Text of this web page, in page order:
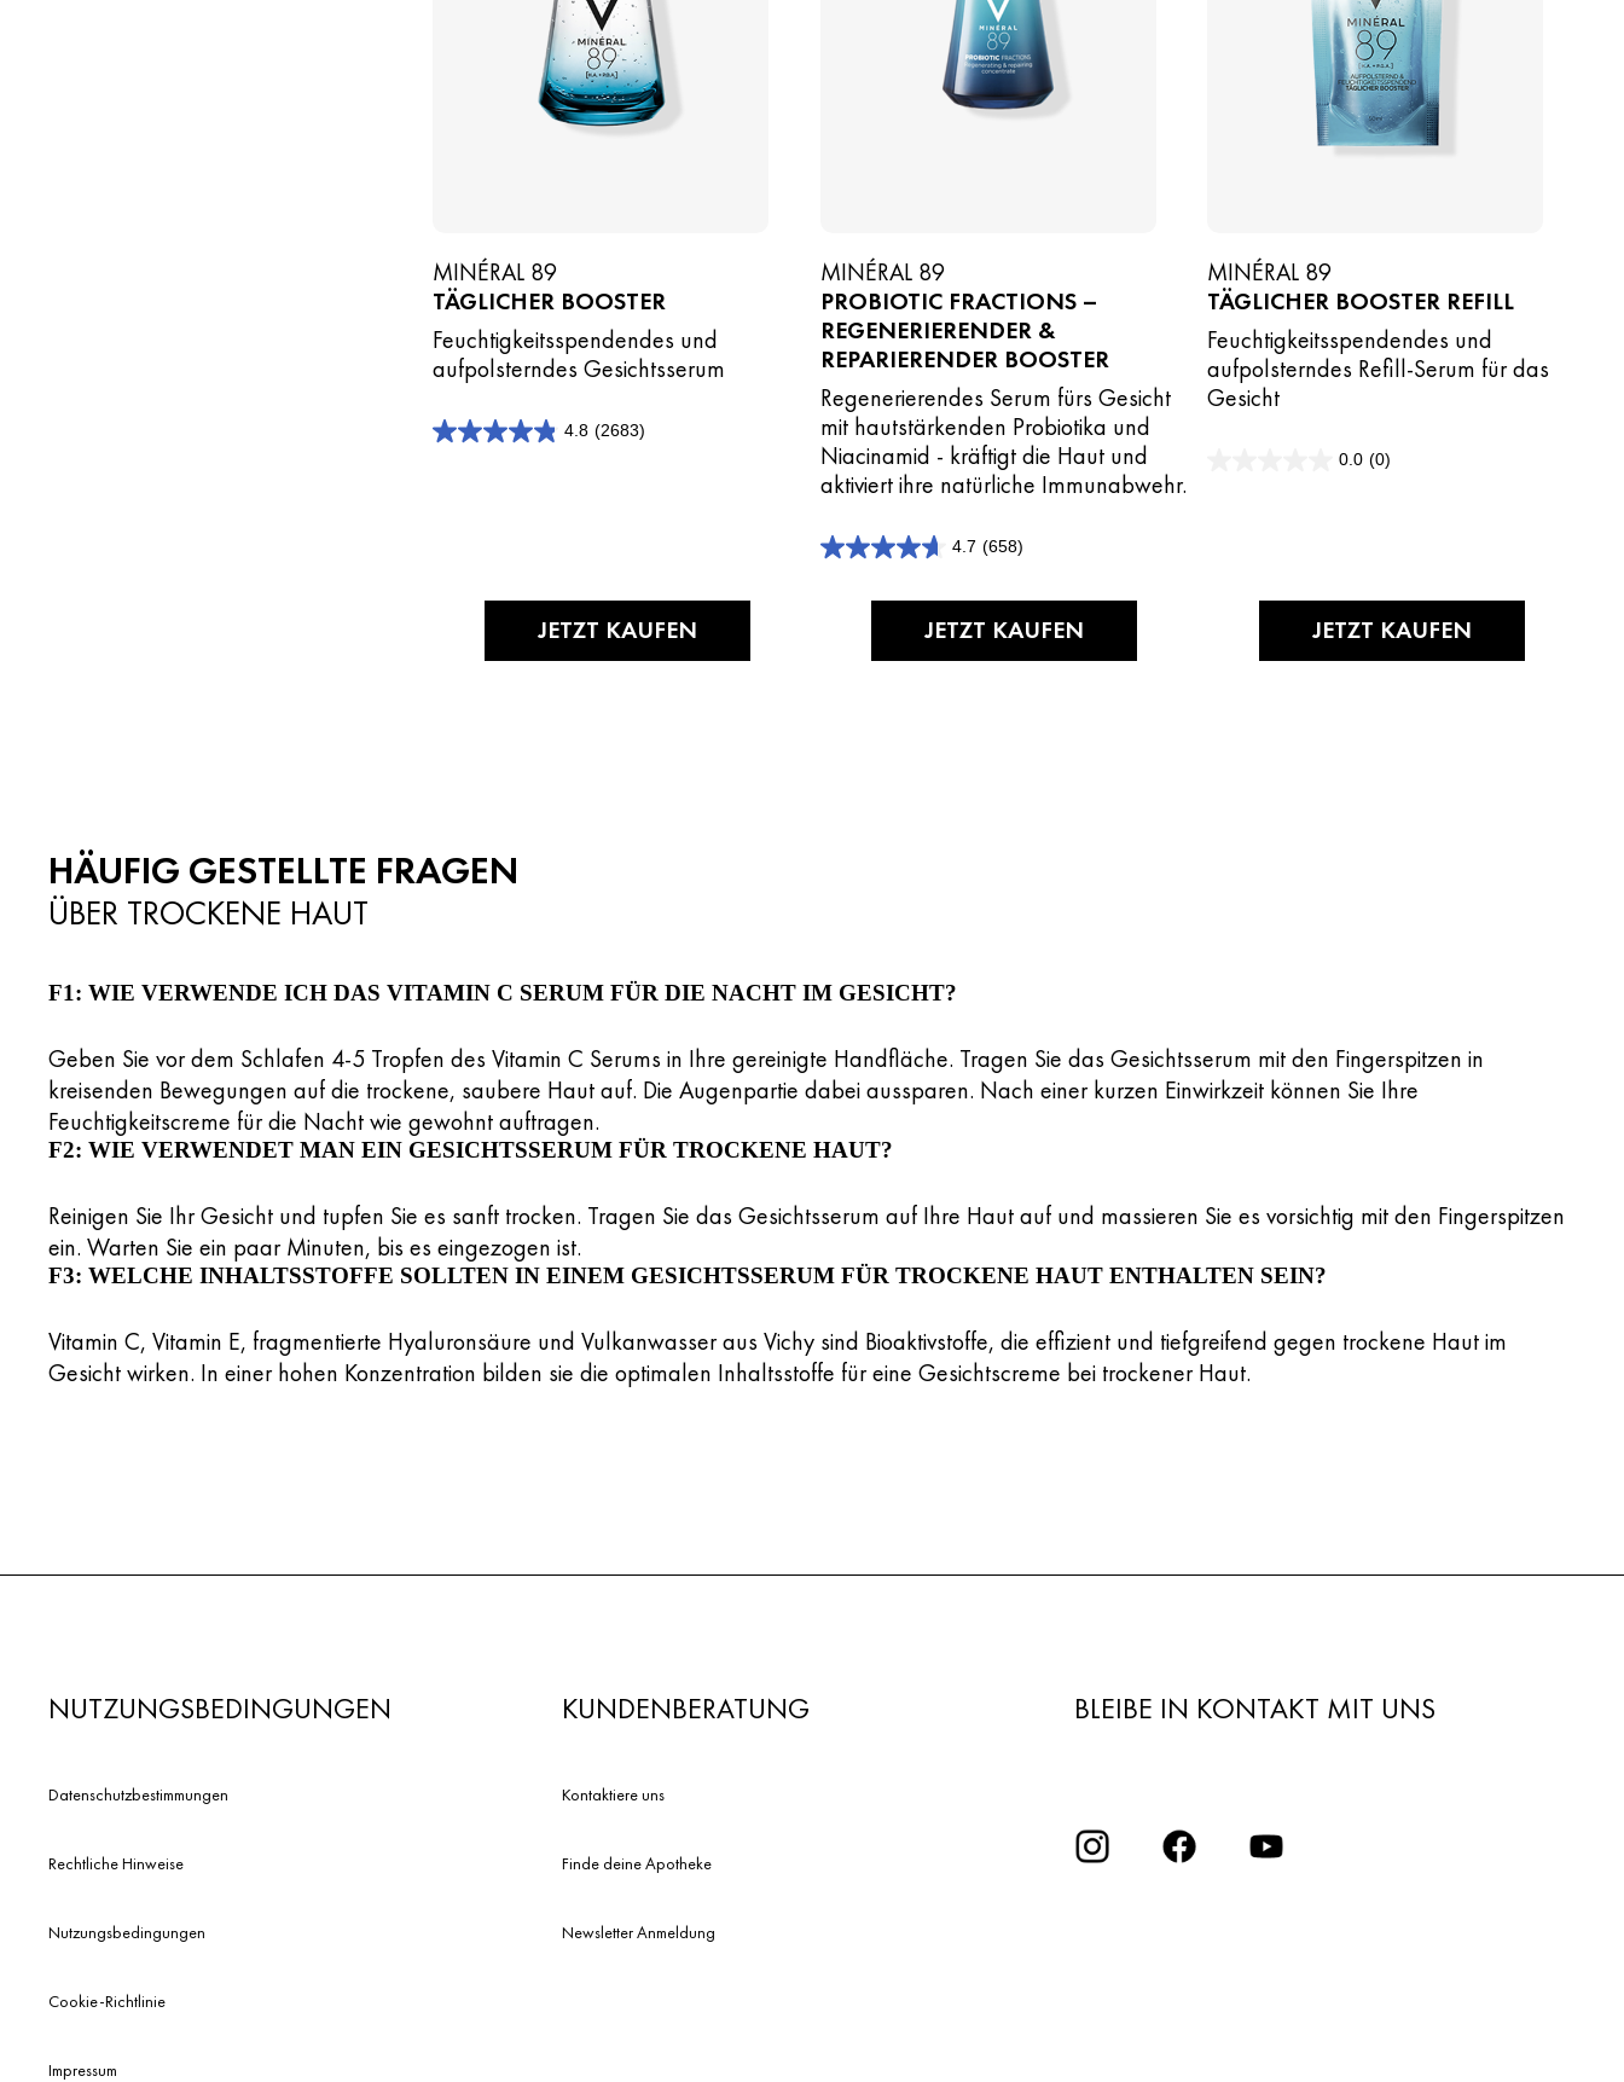
MINÉRAL 89
TÄGLICHER BOOSTER
Feuchtigkeitsspendendes und
aufpolsterndes Gesichtsserum
4.8 (2683)
4.8
JETZT KAUFEN
MINÉRAL 89
PROBIOTIC FRACTIONS –
REGENERIERENDER &
REPARIERENDER BOOSTER
Regenerierendes Serum fürs Gesicht
mit hautstärkenden Probiotika und
Niacinamid - kräftigt die Haut und
aktiviert ihre natürliche Immunabwehr.
4.7 (658)
4.7
Bewertungen
JETZT KAUFEN
MINÉRAL 89
TÄGLICHER BOOSTER REFILL
Feuchtigkeitsspendendes und
aufpolsterndes Refill-Serum für das
Gesicht
0.0 (0)
JETZT KAUFEN
HÄUFIG GESTELLTE FRAGEN
ÜBER TROCKENE HAUT
F1: WIE VERWENDE ICH DAS VITAMIN C SERUM FÜR DIE NACHT IM GESICHT?
Geben Sie vor dem Schlafen 4-5 Tropfen des Vitamin C Serums in Ihre gereinigte Handfläche. Tragen Sie das Gesichtsserum mit den Fingerspitzen in
kreisenden Bewegungen auf die trockene, saubere Haut auf. Die Augenpartie dabei aussparen. Nach einer kurzen Einwirkzeit können Sie Ihre
Feuchtigkeitscreme für die Nacht wie gewohnt auftragen.
F2: WIE VERWENDET MAN EIN GESICHTSSERUM FÜR TROCKENE HAUT?
Reinigen Sie Ihr Gesicht und tupfen Sie es sanft trocken. Tragen Sie das Gesichtsserum auf Ihre Haut auf und massieren Sie es vorsichtig mit den Fingerspitzen
ein. Warten Sie ein paar Minuten, bis es eingezogen ist.
F3: WELCHE INHALTSSTOFFE SOLLTEN IN EINEM GESICHTSSERUM FÜR TROCKENE HAUT ENTHALTEN SEIN?
Vitamin C, Vitamin E, fragmentierte Hyaluronsäure und Vulkanwasser aus Vichy sind Bioaktivstoffe, die effizient und tiefgreifend gegen trockene Haut im
Gesicht wirken. In einer hohen Konzentration bilden sie die optimalen Inhaltsstoffe für eine Gesichtscreme bei trockener Haut.
NUTZUNGSBEDINGUNGEN
Datenschutzbestimmungen
Rechtliche Hinweise
Nutzungsbedingungen
Cookie-Richtlinie
Impressum
KUNDENBERATUNG
Kontaktiere uns
Finde deine Apotheke
Newsletter Anmeldung
BLEIBE IN KONTAKT MIT UNS